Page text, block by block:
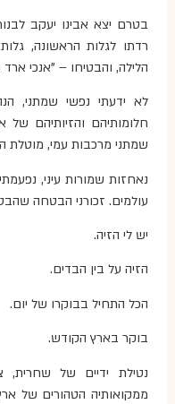
בטרם יצא אבינו יעקב
רדתו לגלות הראשונה,
הלילה, והבטיחו – "אנכי
לא ידעתי נפשי שמתני,
חלומותיהם והזיותיהם של
שמתני מרכבות עמי, מוטלת
נאחזות שמורות עיני,
עולמים. זכורני הבטחה
יש לי הזיה.
הזיה על בין הבדים.
הכל התחיל בבוקרו של יום.
בוקר בארץ הקודש.
נטילת ידיים של שחרית,
ממקואותיה הטהורים של